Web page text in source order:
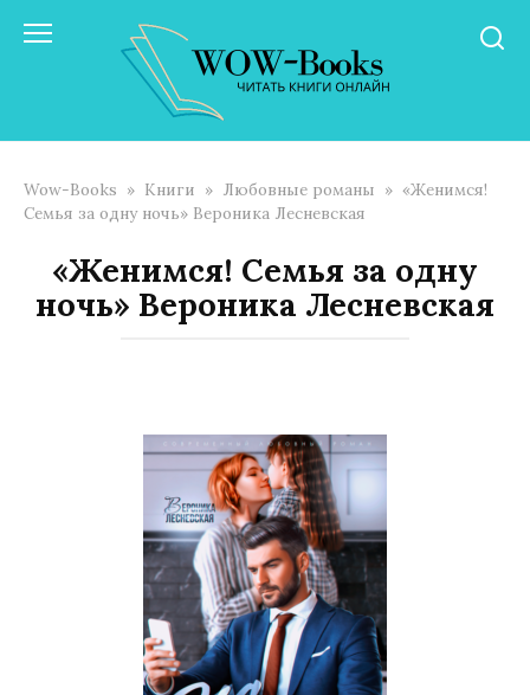
Wow-Books » Книги » Любовные романы » «Женимся!
Семья за одну ночь» Вероника Лесневская
«Женимся! Семья за одну
ночь» Вероника Лесневская